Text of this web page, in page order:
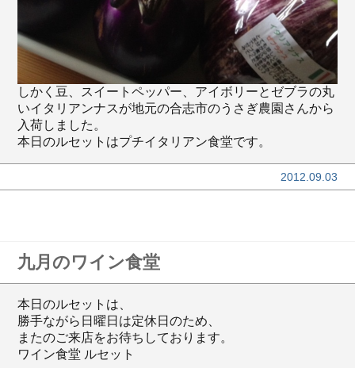
しかく豆、スイートペッパー、アイボリーとゼブラの丸
いイタリアンナスが地元の合志市のうさぎ農園さんから
入荷しました。
本日のルセットはプチイタリアン食堂です。
2012.09.03
九月のワイン食堂
本日のルセットは、
勝手ながら日曜日は定休日のため、
またのご来店をお待ちしております。
ワイン食堂 ルセット